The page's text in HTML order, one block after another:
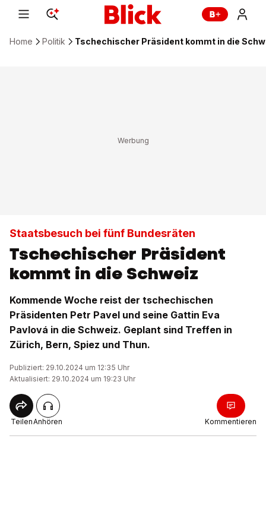
Home Politik Tschechischer Präsident kommt in die
Staatsbesuch bei fünf Bundesräten
Tschechischer Präsident
kommt in die Schweiz
Kommende Woche reist der tschechischen
Präsidenten Petr Pavel und seine Gattin Eva
Pavlová in die Schweiz. Geplant sind Treffen in
Zürich, Bern, Spiez und Thun.
Publiziert: 29.10.2024 um 12:35 Uhr
Aktualisiert: 29.10.2024 um 19:23 Uhr
TeilenAnhören Kommentieren